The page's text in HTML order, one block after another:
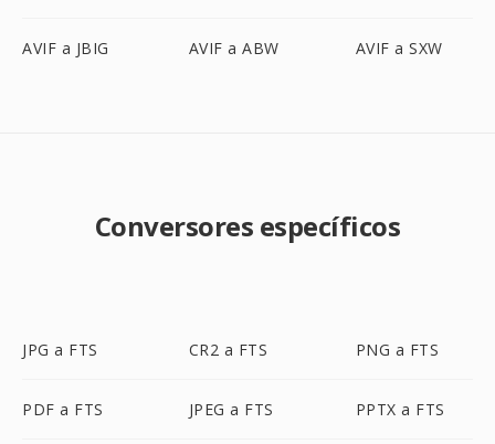
AVIF a JBIG AVIF a ABW AVIF a SXW
Conversores específicos
JPG a FTS CR2 a FTS PNG a FTS
PDF a FTS JPEG a FTS PPTX a FTS